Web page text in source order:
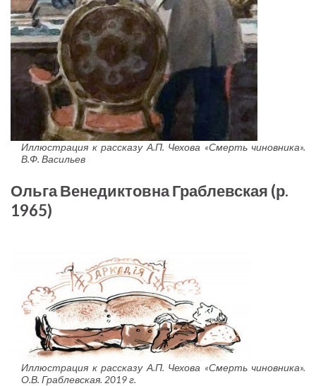
Иллюстрация к рассказу А.П. Чехова «Смерть чиновника».
В.Ф. Васильев
Ольга Венедиктовна Граблевская (р.
1965)
Иллюстрация к рассказу А.П. Чехова «Смерть чиновника».
О.В. Граблевская. 2019 г.